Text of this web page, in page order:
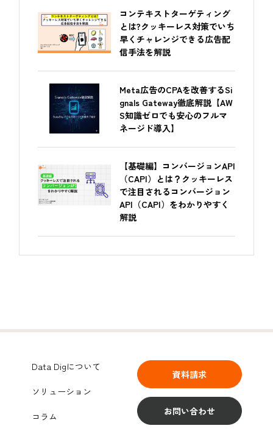
コンテキストターゲティング
とは?クッキーレス対策でいち
早くチャレンジできる広告配
信手法を解説
Meta広告のCPAを改善するSi
gnals Gateway徹底解説【AW
S知識ゼロでも安心のフルマ
ネージド導入】
【基礎編】コンバージョンAPI
（CAPI）とは？クッキーレス
で注目されるコンバージョン
API（CAPI）をわかりやすく
解説
Data Digについて
ソリューション
コラム
資料請求
お問い合わせ